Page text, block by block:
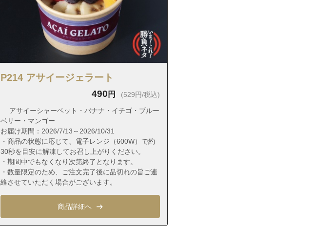
P214 アサイージェラート
490 円 (529円/税込)
アサイーシャーベット・バナナ・イチゴ・ブルー
ベリー・マンゴー
お届け期間：2026/7/13～2026/10/31
・商品の状態に応じて、電子レンジ（600W）で約
30秒を目安に解凍してお召し上がりください。
・期間中でもなくなり次第終了となります。
・数量限定のため、ご注文完了後に品切れの旨ご連
絡させていただく場合がございます。
商品詳細へ